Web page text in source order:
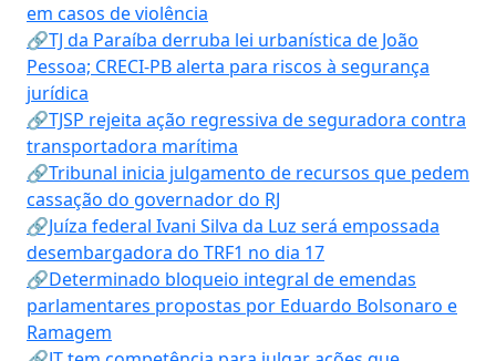
em casos de violência
🔗TJ da Paraíba derruba lei urbanística de João
Pessoa; CRECI-PB alerta para riscos à segurança
jurídica
🔗TJSP rejeita ação regressiva de seguradora contra
transportadora marítima
🔗Tribunal inicia julgamento de recursos que pedem
cassação do governador do RJ
🔗Juíza federal Ivani Silva da Luz será empossada
desembargadora do TRF1 no dia 17
🔗Determinado bloqueio integral de emendas
parlamentares propostas por Eduardo Bolsonaro e
Ramagem